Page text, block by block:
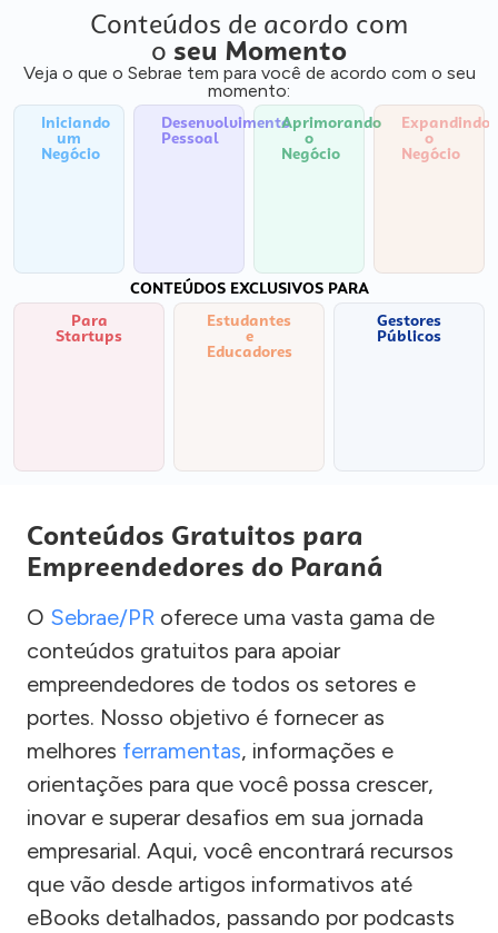
Conteúdos de acordo com
o seu Momento
Veja o que o Sebrae tem para você de acordo com o seu
momento:
Iniciando
um
Negócio
Desenvolvimento
Pessoal
Aprimorando
o
Negócio
Expandindo
o
Negócio
CONTEÚDOS EXCLUSIVOS PARA
Para
Startups
Estudantes
e
Educadores
Gestores
Públicos
Conteúdos Gratuitos para
Empreendedores do Paraná
O Sebrae/PR oferece uma vasta gama de
conteúdos gratuitos para apoiar
empreendedores de todos os setores e
portes. Nosso objetivo é fornecer as
melhores ferramentas, informações e
orientações para que você possa crescer,
inovar e superar desafios em sua jornada
empresarial. Aqui, você encontrará recursos
que vão desde artigos informativos até
eBooks detalhados, passando por podcasts